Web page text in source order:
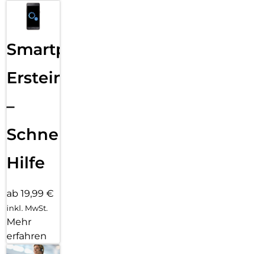
Smartphone
Ersteinrichtung
–
Schnelle
Hilfe
ab 19,99 €
inkl. MwSt.
Mehr
erfahren